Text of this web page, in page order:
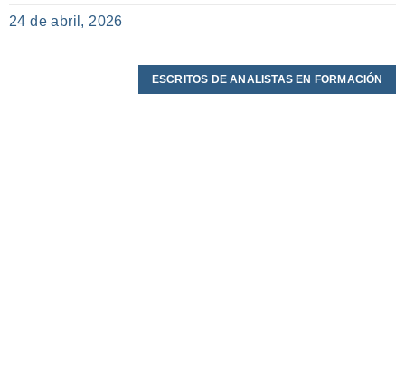
24 de abril, 2026
ESCRITOS DE ANALISTAS EN FORMACIÓN